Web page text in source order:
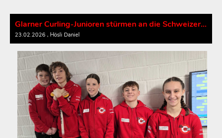
Glarner Curling-Junioren stürmen an die Schweizer Meisterschaft!
23.02.2026 , Hösli Daniel